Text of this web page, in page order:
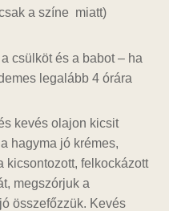
a színe miatt)
csülköt és a babot – ha
legalább 4 órára
kevés olajon kicsit
hagyma jó krémes,
kicsontozott, felkockázott
megszórjuk a
összefőzzük. Kevés